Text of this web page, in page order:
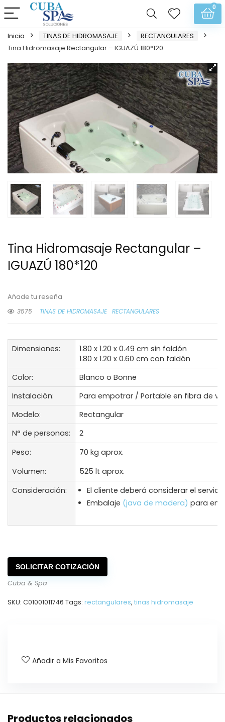
0
Inicio TINAS DE HIDROMASAJE
RECTANGULARES
Tina Hidromasaje Rectangular – IGUAZÚ 180*120
Tina Hidromasaje Rectangular –
IGUAZÚ 180*120
Añade tu reseña
3575
TINAS DE HIDROMASAJE RECTANGULARES
Dimensiones:
1.80 x 1.20 x 0.49 cm sin faldón
1.80 x 1.20 x 0.60 cm con faldón
Color:
Blanco o Bonne
Instalación:
Para empotrar / Portable en fibra de
Modelo:
Rectangular
N° de personas:
2
Peso:
70 kg aprox.
Volumen:
525 lt aprox.
Consideración:
El cliente deberá considerar el
Embalaje (java de madera) para
SOLICITAR COTIZACIÓN
Cuba & Spa
SKU: C01001011746 Tags: rectangulares, tinas hidromasaje
Añadir a Mis Favoritos
Productos relacionados